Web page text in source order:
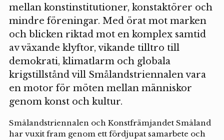
mellan konstinstitutioner, konstaktörer och
mindre föreningar. Med örat mot marken
och blicken riktad mot en komplex samtid
av växande klyftor, vikande tilltro till
demokrati, klimatlarm och globala
krigstillstånd vill Smålandstriennalen vara
en motor för möten mellan människor
genom konst och kultur.
Smålandstriennalen och Konstfrämjandet Småland
har vuxit fram genom ett fördjupat samarbete och